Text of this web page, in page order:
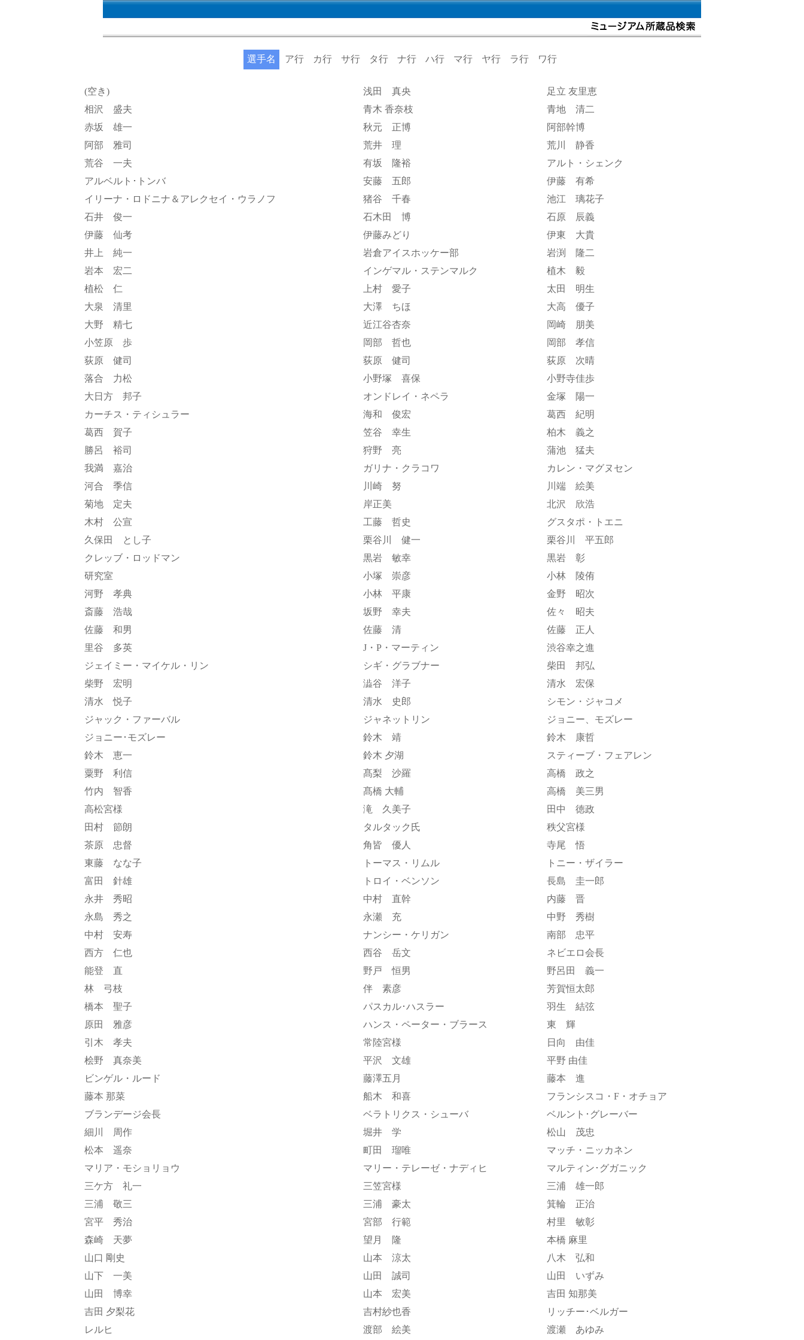
選手名 ア行 カ行 サ行 タ行 ナ行 ハ行 マ行 ヤ行 ラ行 ワ行
(空き) 浅田 真央
足立 友里恵
相沢 盛夫
青木 香奈枝
青地 清二
赤坂 雄一
秋元 正博
阿部幹博
阿部 雅司
荒井 理
荒川 静香
荒谷 一夫
有坂 隆裕
アルト・シェンク
アルベルト･トンバ
安藤 五郎
伊藤 有希
イリーナ・ロドニナ＆アレクセイ・ウラノフ
猪谷 千春
池江 璃花子
石井 俊一
石木田 博
石原 辰義
伊藤 仙考
伊藤みどり
伊東 大貴
井上 純一
岩倉アイスホッケー部
岩渕 隆二
岩本 宏二
インゲマル・ステンマルク
植木 毅
植松 仁
上村 愛子
太田 明生
大泉 清里
大澤 ちほ
大高 優子
大野 精七
近江谷杏奈
岡崎 朋美
小笠原 歩
岡部 哲也
岡部 孝信
荻原 健司
荻原 健司
荻原 次晴
落合 力松
小野塚 喜保
小野寺佳歩
大日方 邦子
オンドレイ・ネペラ
金塚 陽一
カーチス・ティシュラー
海和 俊宏
葛西 紀明
葛西 賀子
笠谷 幸生
柏木 義之
勝呂 裕司
狩野 亮
蒲池 猛夫
我満 嘉治
ガリナ・クラコワ
カレン・マグヌセン
河合 季信
川崎 努
川端 絵美
菊地 定夫
岸正美
北沢 欣浩
木村 公宣
工藤 哲史
グスタポ・トエニ
久保田 とし子
栗谷川 健一
栗谷川 平五郎
クレッブ・ロッドマン
黒岩 敏幸
黒岩 彰
研究室
小塚 崇彦
小林 陵侑
河野 孝典
小林 平康
金野 昭次
斎藤 浩哉
坂野 幸夫
佐々 昭夫
佐藤 和男
佐藤 清
佐藤 正人
里谷 多英
J・P・マーティン
渋谷幸之進
ジェイミー・マイケル・リン
シギ・グラブナー
柴田 邦弘
柴野 宏明
澁谷 洋子
清水 宏保
清水 悦子
清水 史郎
シモン・ジャコメ
ジャック・ファーバル
ジャネットリン
ジョニー、モズレー
ジョニー･モズレー
鈴木 靖
鈴木 康哲
鈴木 恵一
鈴木 夕湖
スティーブ・フェアレン
粟野 利信
髙梨 沙羅
高橋 政之
竹内 智香
髙橋 大輔
高橋 美三男
高松宮様
滝 久美子
田中 徳政
田村 節朗
タルタック氏
秩父宮様
茶原 忠督
角皆 優人
寺尾 悟
東藤 なな子
トーマス・リムル
トニー・ザイラー
富田 針雄
トロイ・ベンソン
長島 圭一郎
永井 秀昭
中村 直幹
内藤 晋
永島 秀之
永瀬 充
中野 秀樹
中村 安寿
ナンシー・ケリガン
南部 忠平
西方 仁也
西谷 岳文
ネビエロ会長
能登 直
野戸 恒男
野呂田 義一
林 弓枝
伴 素彦
芳賀恒太郎
橋本 聖子
パスカル･ハスラー
羽生 結弦
原田 雅彦
ハンス・ペーター・ブラース
東 輝
引木 孝夫
常陸宮様
日向 由佳
桧野 真奈美
平沢 文雄
平野 由佳
ビンゲル・ルード
藤澤五月
藤本 進
藤本 那菜
船木 和喜
フランシスコ・F・オチョア
ブランデージ会長
ベラトリクス・シューバ
ベルント･グレーバー
細川 周作
堀井 学
松山 茂忠
松本 遥奈
町田 瑠唯
マッチ・ニッカネン
マリア・モショリョウ
マリー・テレーゼ・ナディヒ
マルティン･グガニック
三ケ方 礼一
三笠宮様
三浦 雄一郎
三浦 敬三
三浦 豪太
箕輪 正治
宮平 秀治
宮部 行範
村里 敏彰
森崎 天夢
望月 隆
本橋 麻里
山口 剛史
山本 涼太
八木 弘和
山下 一美
山田 誠司
山田 いずみ
山田 博幸
山本 宏美
吉田 知那美
吉田 夕梨花
吉村紗也香
リッチー･ベルガー
レルヒ
渡部 絵美 渡瀬 あゆみ